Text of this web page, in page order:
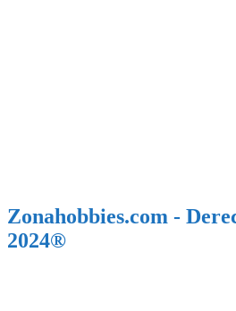
Zonahobbies.com -
2024®